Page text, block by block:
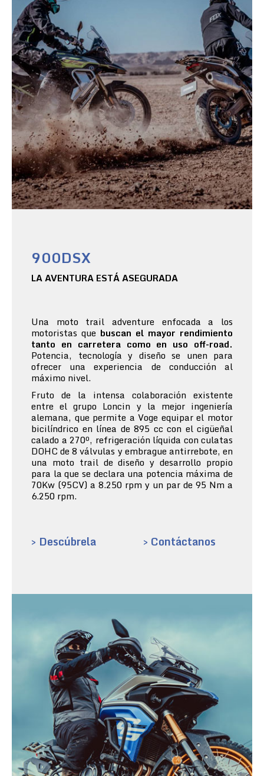
900DSX
LA AVENTURA ESTÁ ASEGURADA
Una moto trail adventure enfocada a los
motoristas que buscan el mayor rendimiento
tanto en carretera como en uso off-road.
Potencia, tecnología y diseño se unen para
ofrecer una experiencia de conducción al
máximo nivel.
Fruto de la intensa colaboración existente
entre el grupo Loncin y la mejor ingeniería
alemana, que permite a Voge equipar el motor
bicilíndrico en línea de 895 cc con el cigüeñal
calado a 270º, refrigeración líquida con culatas
DOHC de 8 válvulas y embrague antirrebote, en
una moto trail de diseño y desarrollo propio
para la que se declara una potencia máxima de
70Kw (95CV) a 8.250 rpm y un par de 95 Nm a
6.250 rpm.
> Descúbrela > Contáctanos